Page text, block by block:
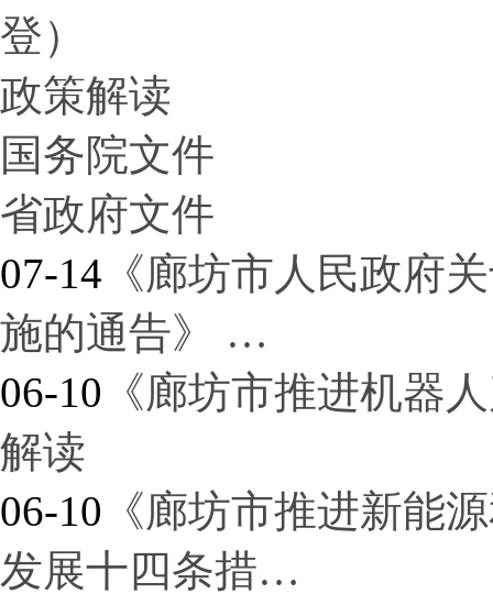
登）
政策解读
国务院文件
省政府文件
07-14 《廊坊市人民政府
施的通告》 …
06-10 《廊坊市推进机器
解读
06-10 《廊坊市推进新能
发展十四条措…